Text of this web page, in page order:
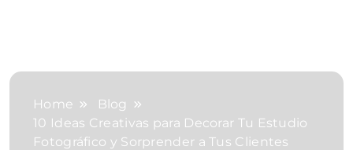
Home
Blog
10 Ideas Creativas para Decorar Tu Estudio
Fotográfico y Sorprender a Tus Clientes